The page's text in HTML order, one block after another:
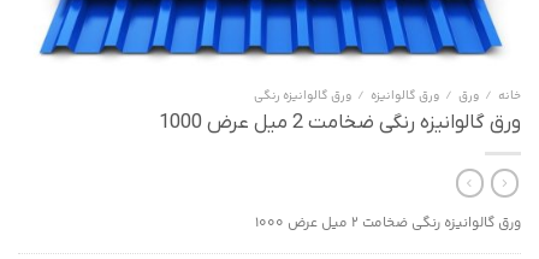
خانه / ورق / ورق گالوانیزه / ورق گالوانیزه رنگی
ورق گالوانیزه رنگی ضخامت 2 میل عرض 1000
ورق گالوانیزه رنگی ضخامت 2 میل عرض 1000